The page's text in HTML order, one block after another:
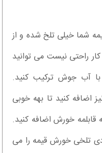
شما خیلی تلخ شده و از
راحتی نیست می توانید
با آب جوش ترکیب کنید.
کنید تا بهه خوبی
قابلمه خورش اضافه کنید.
تلخی خورش قیمه را می